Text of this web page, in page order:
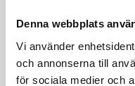
Denna webbplats
Vi använder
och annonserna till
för sociala medier och
Telefon
Meddelande *